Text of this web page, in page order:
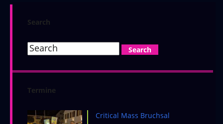
Search
Termine
Critical Mass Bruchsal